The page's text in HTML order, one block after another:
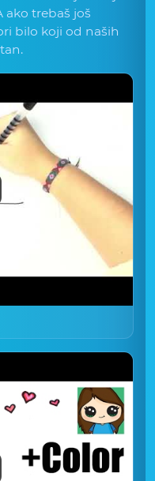
ako trebaš još
bilo koji od naših